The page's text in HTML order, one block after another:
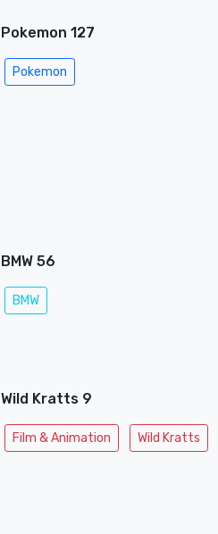
Pokemon 127
Pokemon
BMW 56
BMW
Wild Kratts 9
Film & Animation Wild Kratts